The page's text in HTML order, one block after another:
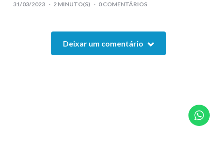
31/03/2023 2 MINUTO(S) 0 COMENTÁRIOS
Deixar um comentário